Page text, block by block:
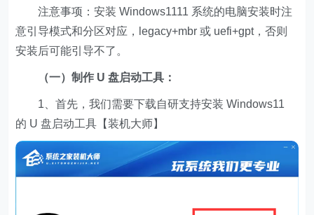
注意事项：安装 Windows1111 系统的电脑安装时注
意引导模式和分区对应，legacy+mbr 或 uefi+gpt，否则
安装后可能引导不了。
（一）制作 U 盘启动工具：
1、首先，我们需要下载自研支持安装 Windows11
的 U 盘启动工具【装机大师】